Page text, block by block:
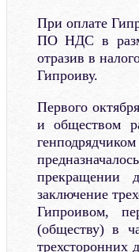
При оплате
ПО НДС в
отразив в
Гипроиву.
Первого
и обществом
прекращении
заключение
Гипроивом,
(обществу) в
трехсторонних